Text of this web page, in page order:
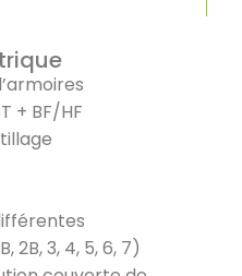
+ BF/HF
2B, 3, 4, 5, 6, 7)